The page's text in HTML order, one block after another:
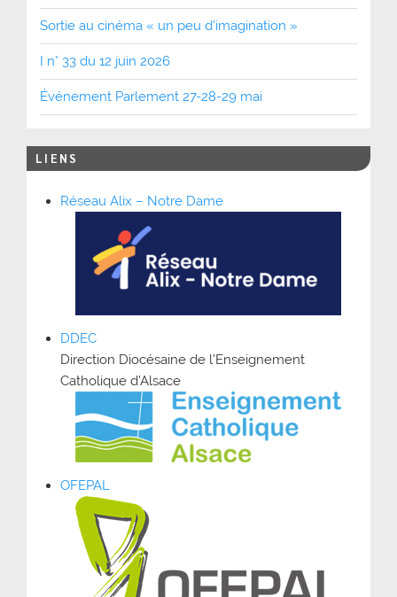
Sortie au cinéma « un peu d’imagination »
I n° 33 du 12 juin 2026
Événement Parlement 27-28-29 mai
LIENS
Réseau Alix – Notre Dame
DDEC
Direction Diocésaine de l’Enseignement
Catholique d’Alsace
OFEPAL